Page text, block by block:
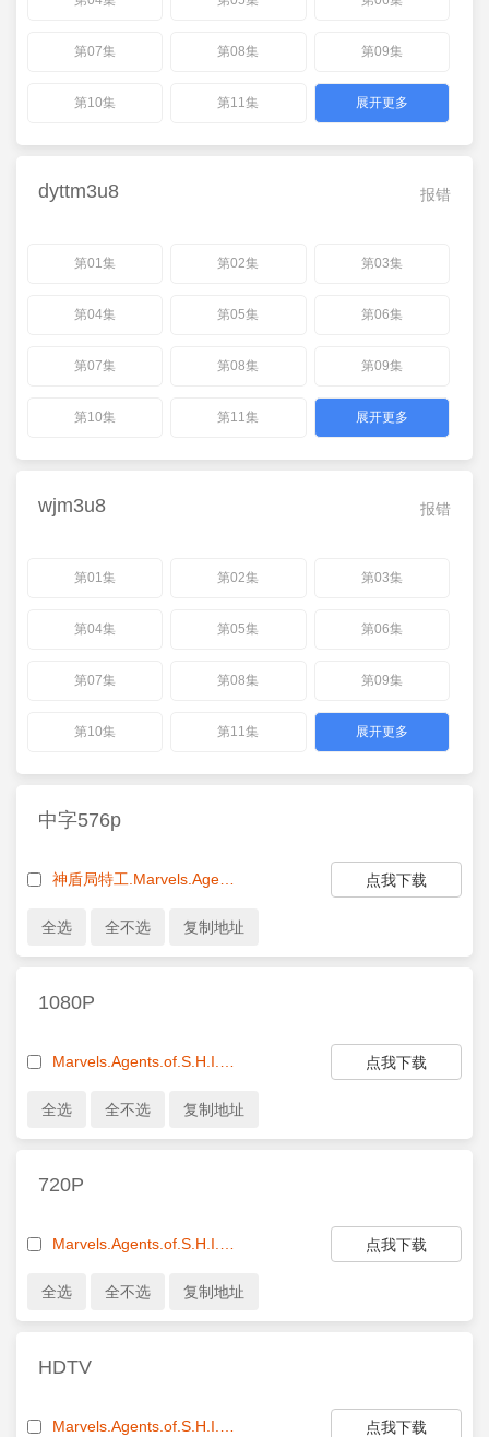
第07集 第08集 第09集
第10集 第11集 展开更多
报错
dyttm3u8
第01集 第02集 第03集
第04集 第05集 第06集
第07集 第08集 第09集
第10集 第11集 展开更多
报错
wjm3u8
第01集 第02集 第03集
第04集 第05集 第06集
第07集 第08集 第09集
第10集 第11集 展开更多
中字576p
点我下载
1080P
点我下载
720P
点我下载
HDTV
点我下载